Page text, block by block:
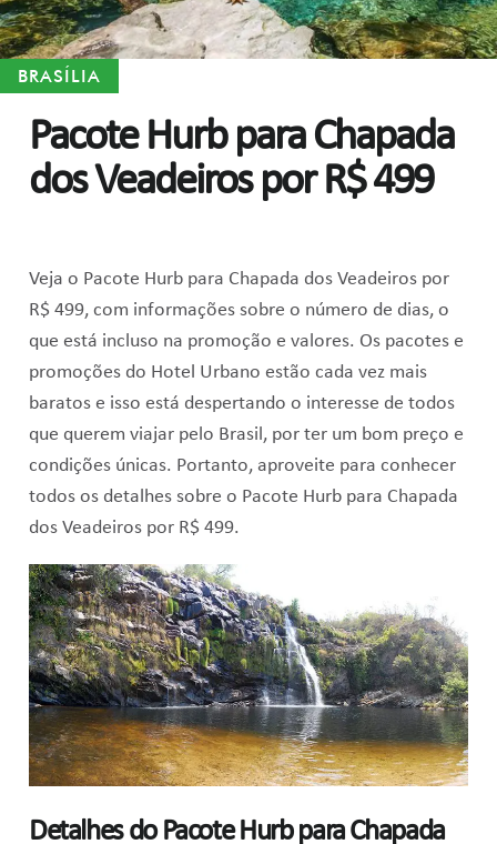
BRASÍLIA
Pacote Hurb para Chapada
dos Veadeiros por R$ 499
Veja o Pacote Hurb para Chapada dos Veadeiros por
R$ 499, com informações sobre o número de dias, o
que está incluso na promoção e valores. Os pacotes e
promoções do Hotel Urbano estão cada vez mais
baratos e isso está despertando o interesse de todos
que querem viajar pelo Brasil, por ter um bom preço e
condições únicas. Portanto, aproveite para conhecer
todos os detalhes sobre o Pacote Hurb para Chapada
dos Veadeiros por R$ 499.
Detalhes do Pacote Hurb para Chapada